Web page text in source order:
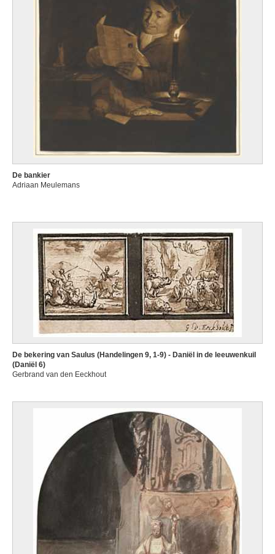
De bankier
Adriaan Meulemans
De bekering van Saulus (Handelingen 9, 1-9) - Daniël in de leeuwenkuil
(Daniël 6)
Gerbrand van den Eeckhout